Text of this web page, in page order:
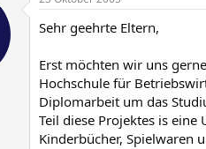
Sehr geehrte Eltern,
Erst möchten wir uns
Hochschule für
Diplomarbeit um das
Teil diese Projektes is
Kinderbücher, Spielwaren